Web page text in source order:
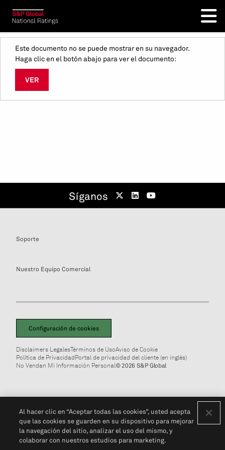
Este documento no se puede mostrar en su navegador.
Haga clic en el botón abajo para ver el documento:
VER
Síganos
Soporte
Nuestro Equipo Comercial
Configuración de cookies
Disclaimers LegalesTérminos de UsoAviso de Cookie
Política de PrivacidadPortal de privacidad del cliente (en inglés)
No Vendan Mi Información Personal© 2026 S&P Global
Al hacer clic en “Aceptar todas las cookies”, usted acepta
que las cookies se guarden en su dispositivo para mejorar
la navegación del sitio, analizar el uso del mismo, y
colaborar con nuestros estudios para marketing.